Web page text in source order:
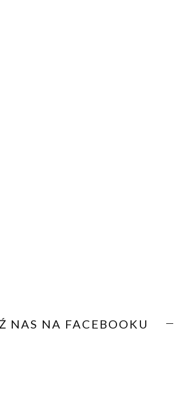
NAS NA FACEBOOKU